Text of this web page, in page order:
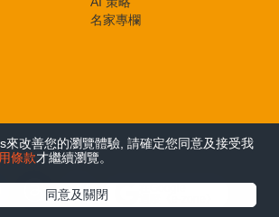
名家專欄
Rights Reserved.
來改善您的瀏覽體驗, 請確定您同意及接受我
條款才繼續瀏覽。
同意及關閉